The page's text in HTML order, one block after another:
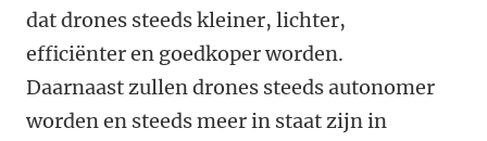
dat drones steeds kleiner, lichter,
efficiënter en goedkoper worden.
Daarnaast zullen drones steeds autonomer
worden en steeds meer in staat zijn in